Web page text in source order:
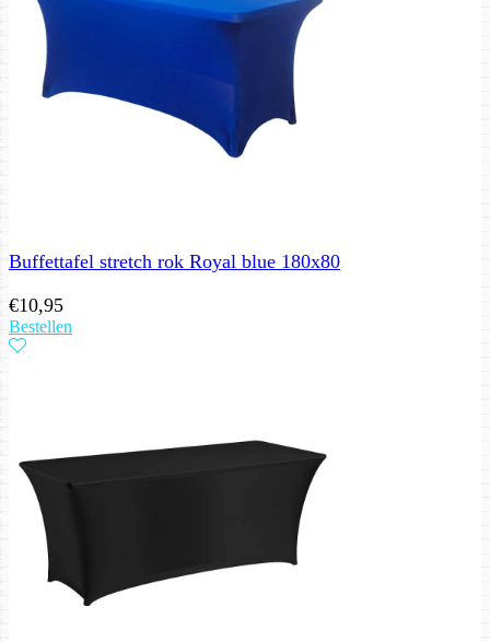
Buffettafel stretch rok Royal blue 180x80
€10,95
Bestellen